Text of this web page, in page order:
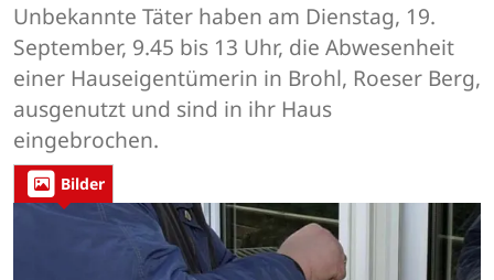
Unbekannte Täter haben am Dienstag, 19.
September, 9.45 bis 13 Uhr, die Abwesenheit
einer Hauseigentümerin in Brohl, Roeser Berg,
ausgenutzt und sind in ihr Haus
eingebrochen.
Bilder